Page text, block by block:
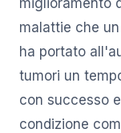
malattie che
ha portato
tumori un
con successo
condizione